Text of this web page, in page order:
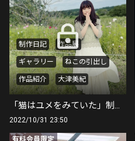
制作日記 作品展
ギャラリー ねこの引出し
作品紹介 大津美紀
「猫はユメをみていた」制作日記
2022/10/31 23:50
有料会員限定